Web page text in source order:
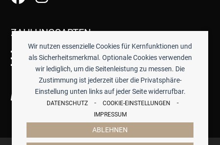
Wir nutzen essenzielle Cookies für Kernfunktionen und
als Sicherheitsmerkmal. Optionale Cookies verwenden
wir lediglich, um die Seitenleistung zu messen. Die
Zustimmung ist jederzeit über die Privatsphäre-
Einstellung unten links auf jeder Seite widerrufbar.
DATENSCHUTZ - COOKIE-EINSTELLUNGEN -
IMPRESSUM
ABLEHNEN
ZAHLUNGSARTEN
© 2026 -TISCHWERK- ALLE PREISE INKL. GESETZTL.